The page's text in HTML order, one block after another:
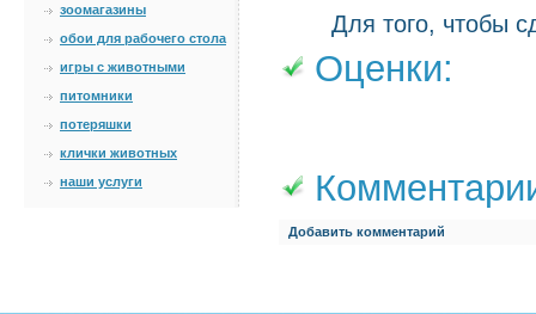
зоомагазины
обои для рабочего стола
игры с животными
питомники
потеряшки
клички животных
наши услуги
Для того, чтобы
Оценки:
Добавить комментарий